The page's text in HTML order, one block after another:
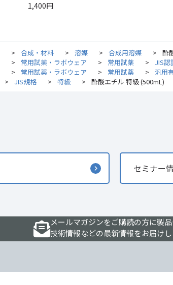
1,400円
> 合成・材料 > 溶媒 > 合成用溶媒 >
酢
> 常用試薬・ラボウェア > 常用試薬 > JIS認
> 常用試薬・ラボウェア > 常用試薬 > 汎用
> JIS規格 > 特級 > 酢酸エチル 特級 (500mL)
セミナー
メールマガジンをご購読の方に製品
技術情報などの最新情報をお届けし